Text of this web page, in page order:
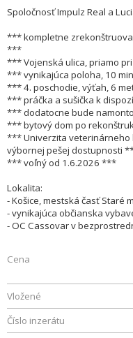
Spoločnosť Impulz Real a
*** kompletne
***
*** Vojenská ulica, priamo
*** vynikajúca poloha, 10
*** 4. poschodie, výťah, 6
*** práčka a sušička k
*** dodatocne bude
*** bytový dom po
*** Univerzita veterinárneho
výbornej pešej dostupnosti
*** voľný od 1.6.2026 ***
Lokalita:
- Košice, mestská časť Staré
- vynikajúca občianska
- OC Cassovar v
Cena
Vložené
Číslo inzerátu